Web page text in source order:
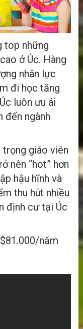
top những
ở Úc. Hàng
nhân lực
đi học tăng
luôn ưu ái
đến ngành
giáo viên
nên “hot” hơn
hậu hĩnh và
thu hút nhiều
định cư tại Úc
năm